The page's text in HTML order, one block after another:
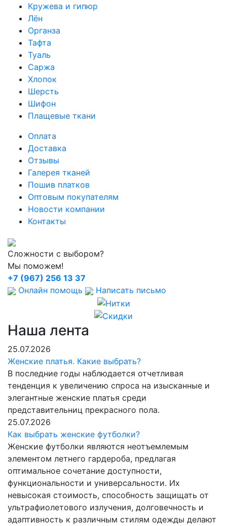
Кружева и гипюр
Лён
Органза
Тафта
Туаль
Саржа
Хлопок
Шерсть
Шифон
Плащевые ткани
Оплата
Доставка
Отзывы
Галерея тканей
Пошив платков
Оптовым покупателям
Новости компании
Контакты
Сложности с выбором?
Мы поможем!
+7 (967) 256 13 37
Онлайн помощь
Написать письмо
Наша лента
25.07.2026
Женские платья. Какие выбрать?
В последние годы наблюдается отчетливая
тенденция к увеличению спроса на изысканные и
элегантные женские платья среди
представительниц прекрасного пола.
25.07.2026
Как выбрать женские футболки?
Женские футболки являются неотъемлемым
элементом летнего гардероба, предлагая
оптимальное сочетание доступности,
функциональности и универсальности. Их
невысокая стоимость, способность защищать от
ультрафиолетового излучения, долговечность и
адаптивность к различным стилям одежды делают